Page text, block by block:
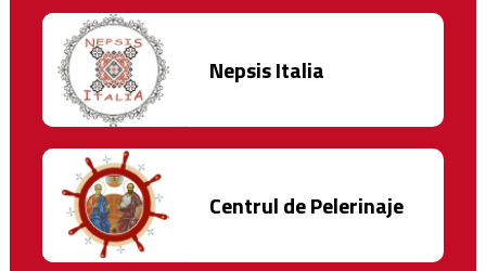
Nepsis Italia
Centrul de Pelerinaje